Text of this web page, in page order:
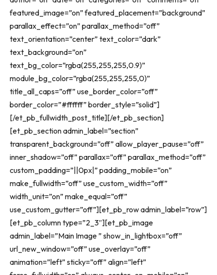
featured_image=”on” featured_placement=”background”
parallax_effect=”on” parallax_method=”off”
text_orientation=”center” text_color=”dark”
text_background=”on”
text_bg_color=”rgba(255,255,255,0.9)”
module_bg_color=”rgba(255,255,255,0)”
title_all_caps=”off” use_border_color=”off”
border_color=”#ffffff” border_style=”solid”]
[/et_pb_fullwidth_post_title][/et_pb_section]
[et_pb_section admin_label=”section”
transparent_background=”off” allow_player_pause=”off”
inner_shadow=”off” parallax=”off” parallax_method=”off”
custom_padding=”||0px|” padding_mobile=”on”
make_fullwidth=”off” use_custom_width=”off”
width_unit=”on” make_equal=”off”
use_custom_gutter=”off”][et_pb_row admin_label=”row”]
[et_pb_column type=”2_3″][et_pb_image
admin_label=”Main Image ” show_in_lightbox=”off”
url_new_window=”off” use_overlay=”off”
animation=”left” sticky=”off” align=”left”